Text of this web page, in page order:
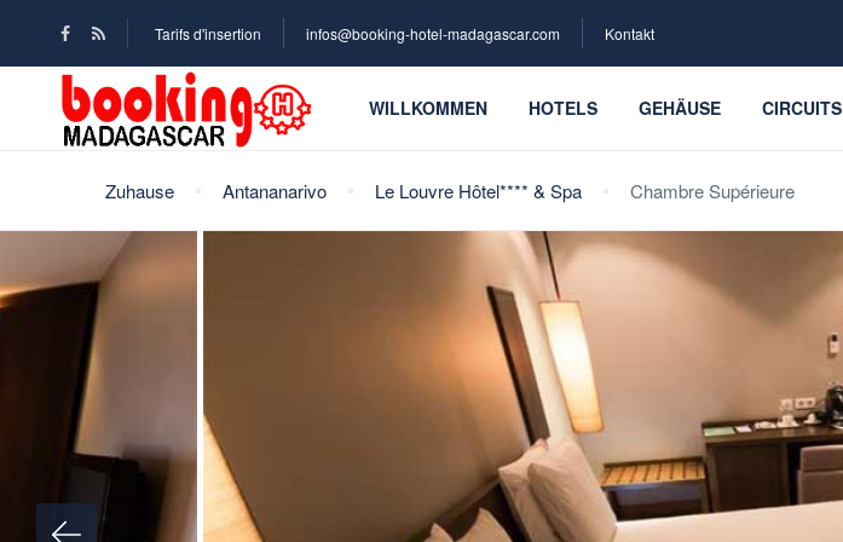
Tarifs d'insertion infos@booking-hotel-madagascar.com Kontakt
WILLKOMMEN HOTELS GEHÄUSE CIRCUITS
Zuhause Antananarivo Le Louvre Hôtel**** & Spa Chambre Supérieure